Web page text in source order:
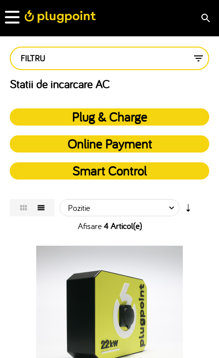
FILTRU
Statii de incarcare AC
Plug & Charge
Online Payment
Smart Control
Afisare4 Articol(e)